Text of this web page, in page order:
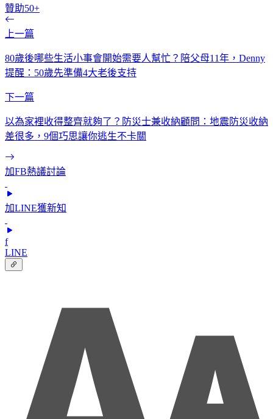
贊助50+
上一篇
80歲後哪些生活小事會開始需要人幫忙？陪父母11年，Denny
提醒：50歲先準備4大老後支持
下一篇
以為家裡收得整齊就夠了？防災士兼收納顧問：地震防災收納
差很多，9個巧思讓你逃生不卡關
加FB熱議討論
加LINE獲新知
f
LINE